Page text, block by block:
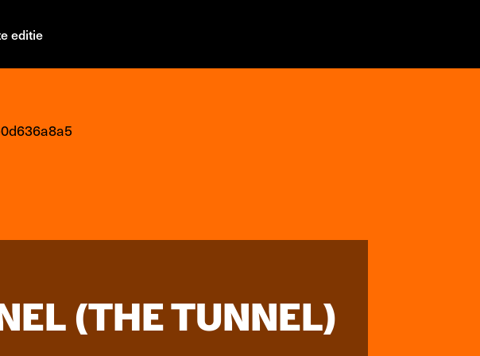
editie
(THE TUNNEL)